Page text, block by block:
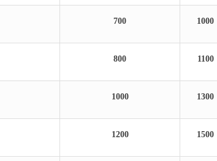
700 1000
800 1100
1000 1300
1200 1500